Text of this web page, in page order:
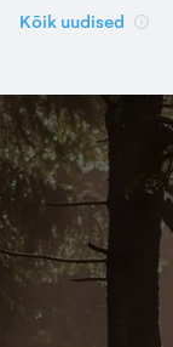
Kõik uudised